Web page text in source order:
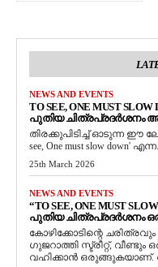
NEWS AND EVENTS
TO SEE, ONE MUST
പുതിയ ചിത്രപ്രദർശനം
തിരക്കുപിടിച്ച് ഓടുന്ന ഈ
see, One must slow down'
25th March 2026
NEWS AND EVENTS
“TO SEE, ONE MUST
പുതിയ ചിത്രപ്രദർശനം
കോഴിക്കോടിന്റെ
ഗുജറാത്തി സ്ട്രീറ്റ്,
വഹിക്കാൻ ഒരുങ്ങുകയാണ്.